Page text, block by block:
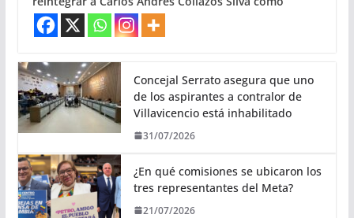
Concejal Serrato asegura que uno
de los aspirantes a contralor de
Villavicencio está inhabilitado
31/07/2026
¿En qué comisiones se ubicaron los
tres representantes del Meta?
21/07/2026